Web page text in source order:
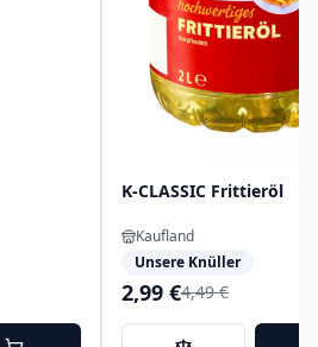
K-CLASSIC Frittieröl
Kaufland
Unsere Knüller
2,99 €4,49 €